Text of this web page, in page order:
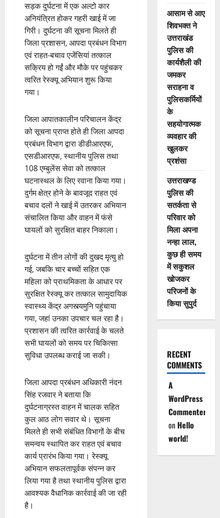
सड़क दुर्घटना में एक अल्टो कार
अनियंत्रित होकर गहरी खाई में जा
गिरी। दुर्घटना की सूचना मिलते ही
जिला प्रशासन, आपदा प्रबंधन विभाग
एवं राहत-बचाव एजेंसियां तत्काल
सक्रिय हो गईं और मौके पर पहुंचकर
त्वरित रेस्क्यू अभियान शुरू किया
गया।
जिला आपातकालीन परिचालन केंद्र
को सूचना प्राप्त होते ही जिला आपदा
प्रबंधन विभाग द्वारा डीडीआरएफ,
एसडीआरएफ, स्थानीय पुलिस तथा
108 एम्बुलेंस सेवा को तत्काल
घटनास्थल के लिए रवाना किया गया।
दुर्गम क्षेत्र होने के बावजूद राहत एवं
बचाव दलों ने खाई में उतरकर अभियान
संचालित किया और वाहन में फंसे
घायलों को सुरक्षित बाहर निकाला।
दुर्घटना में तीन लोगों की दुखद मृत्यु हो
गई, जबकि चार बच्चों सहित एक
महिला को प्राथमिकता के आधार पर
सुरक्षित रेस्क्यू कर तत्काल सामुदायिक
स्वास्थ्य केंद्र अगस्त्यमुनि पहुंचाया
गया, जहां उनका उपचार चल रहा है।
प्रशासन की त्वरित कार्रवाई के चलते
सभी घायलों को समय पर चिकित्सा
सुविधा उपलब्ध कराई जा सकी।
जिला आपदा प्रबंधन अधिकारी नंदन
सिंह रजवार ने बताया कि
दुर्घटनाग्रस्त वाहन में चालक सहित
कुल आठ लोग सवार थे। सूचना
मिलते ही सभी संबंधित विभागों के बीच
समन्वय स्थापित कर राहत एवं बचाव
कार्य प्रारंभ किया गया। रेस्क्यू
अभियान सफलतापूर्वक संपन्न कर
लिया गया है तथा स्थानीय पुलिस द्वारा
आवश्यक वैधानिक कार्रवाई की जा रही
है।
आसाम से आए
शिवभक्त ने
उत्तराखंड
पुलिस की
कार्यशैली की
जमकर
सराहना व
पुलिसकर्मियों
के
सहयोगात्मक
व्यवहार की
खुलकर
प्रशंसा
उत्तराखण्ड
पुलिस की
सतर्कता से
परिवार को
मिला अपना
नन्हा लाल,
कुछ ही समय
में सकुशल
खोजकर
परिजनों के
किया सुपुर्द
RECENT
COMMENTS
A
WordPress
Commenter
on Hello
world!